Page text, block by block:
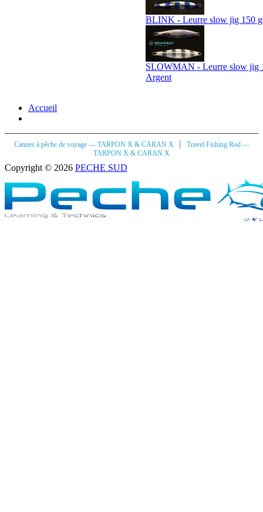
BLINK - Leurre slow jig 150
SLOWMAN - Leurre slow jig
Argent
Accueil
Cannes à pêche de voyage — TARPON X & CARAN X |
Travel Fishing Rod —
TARPON X & CARAN X
Copyright © 2026 PECHE SUD